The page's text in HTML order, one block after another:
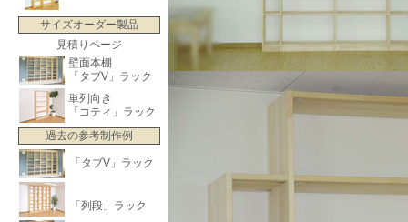
サイズオーダー製品
見積りページ
壁面本棚
「タブV」ラック
単列向き
「コティ」ラック
過去の参考制作例
「タブV」ラック
「列段」ラック